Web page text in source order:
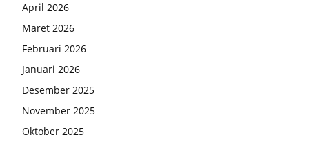
April 2026
Maret 2026
Februari 2026
Januari 2026
Desember 2025
November 2025
Oktober 2025